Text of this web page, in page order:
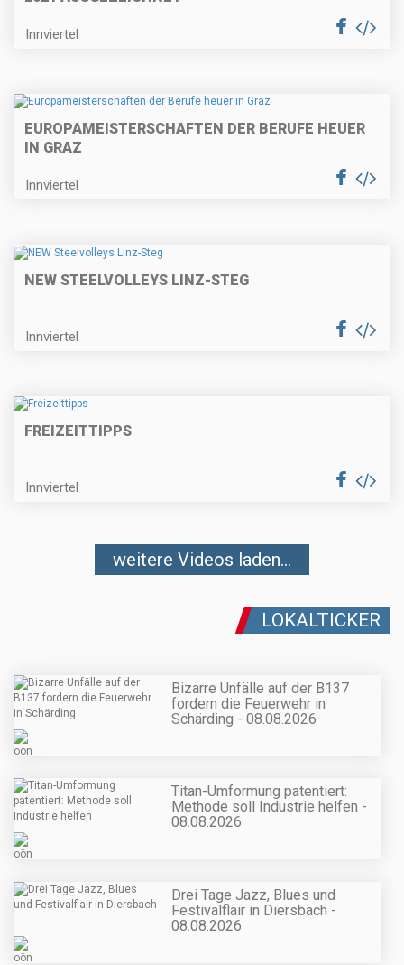
Innviertel
EUROPAMEISTERSCHAFTEN DER BERUFE HEUER
IN GRAZ
Innviertel
NEW STEELVOLLEYS LINZ-STEG
Innviertel
FREIZEITTIPPS
Innviertel
weitere Videos laden...
LOKALTICKER
Bizarre Unfälle auf der B137
fordern die Feuerwehr in
Schärding - 08.08.2026
Titan-Umformung patentiert:
Methode soll Industrie helfen -
08.08.2026
Drei Tage Jazz, Blues und
Festivalflair in Diersbach -
08.08.2026